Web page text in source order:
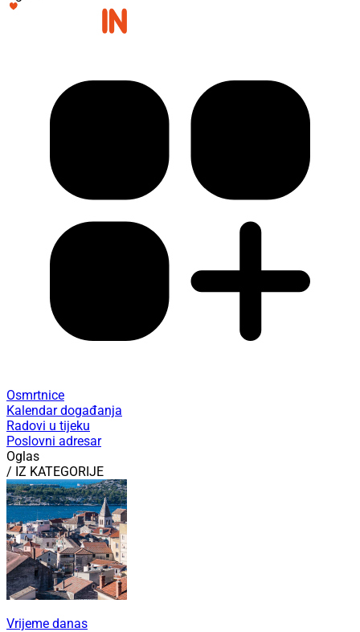
Osmrtnice
Kalendar događanja
Radovi u tijeku
Poslovni adresar
Oglas
/ IZ KATEGORIJE
Vrijeme danas